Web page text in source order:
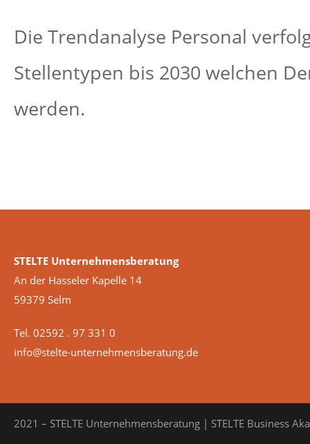
Die Trendanalyse Personal
Stellentypen bis 2030 welchen
werden.
STELTE Unternehmensberatung
An der Hasseler Kapelle 14
59379 Selm
Tel. 02592 . 97 331 0
info@stelte-unternehmensberatung.de
2021 – STELTE Unternehmensberatung | STELTE Business